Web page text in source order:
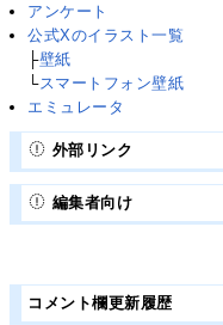
アンケート
公式Xのイラスト一覧
├壁紙
└スマートフォン壁紙
エミュレータ
外部リンク
編集者向け
コメント欄更新履歴